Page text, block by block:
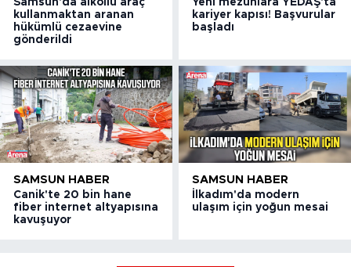
kullanmaktan aranan
hükümlü cezaevine
gönderildi
kariyer kapısı! Başvurular
başladı
SAMSUN HABER
Canik'te 20 bin hane
fiber internet altyapısına
kavuşuyor
SAMSUN HABER
İlkadım'da modern
ulaşım için yoğun mesai